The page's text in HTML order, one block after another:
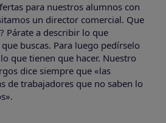
para nuestros alumnos con
un director comercial. Que
Párate a describir lo que
buscas. Para luego pedírselo
que tienen que hacer. Nuestro
dice siempre que «las
de trabajadores que no saben lo